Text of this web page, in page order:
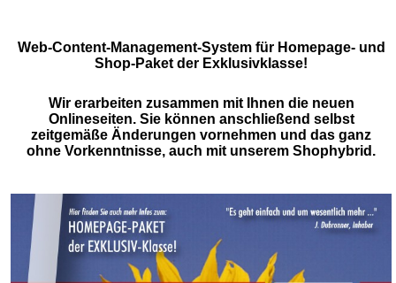
Web-Content-Management-System für Homepage- und
Shop-Paket der Exklusivklasse!
Wir erarbeiten zusammen mit Ihnen die neuen
Onlineseiten. Sie können anschließend selbst
zeitgemäße Änderungen vornehmen und das ganz
ohne Vorkenntnisse, auch mit unserem Shophybrid.